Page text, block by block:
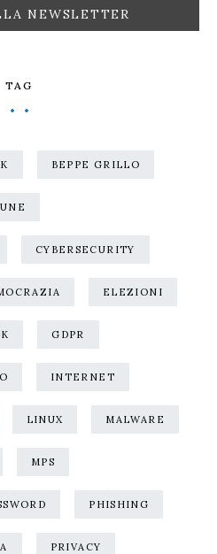
TAG
BEPPE GRILLO
CYBERSECURITY
ELEZIONI
GDPR
INTERNET
LINUX MALWARE
MPS
PHISHING
PRIVACY